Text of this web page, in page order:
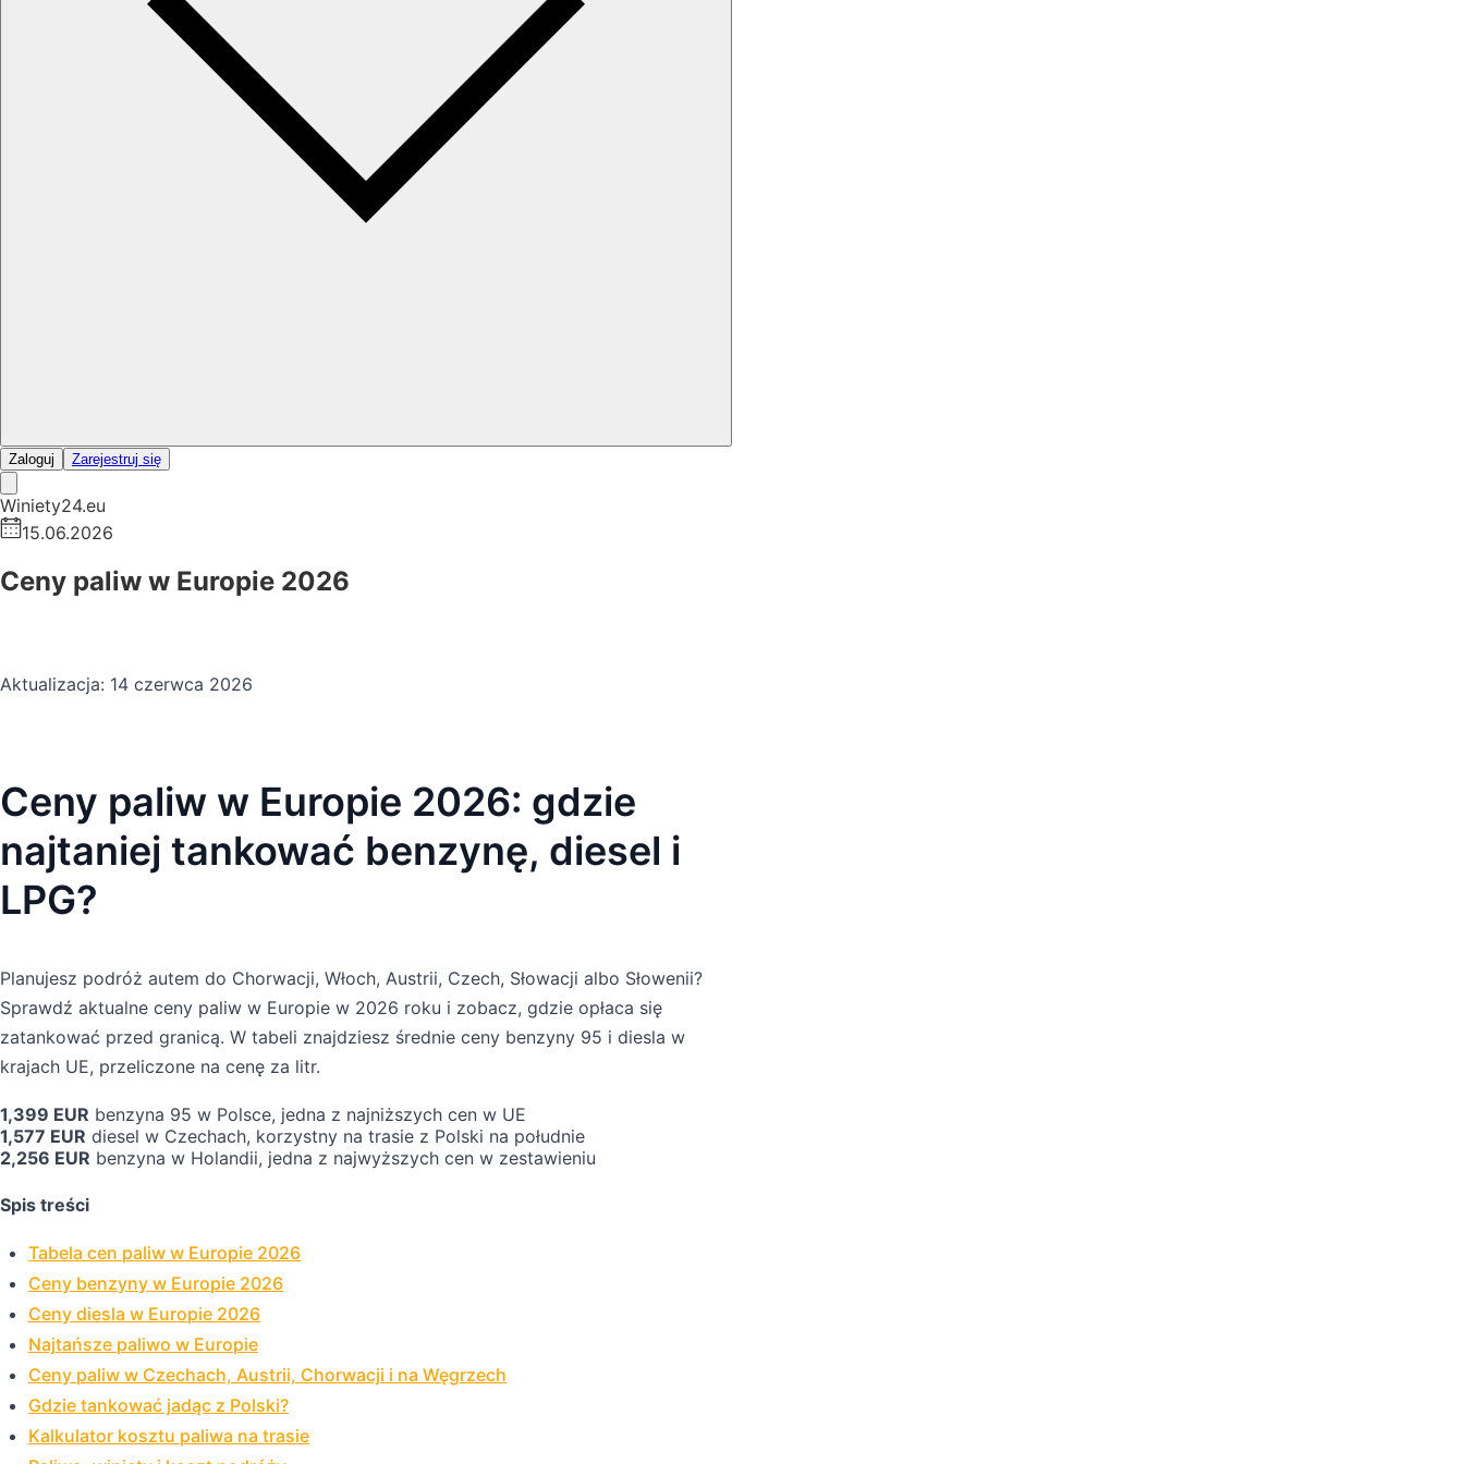
Zaloguj Zarejestruj się
Winiety24.eu
15.06.2026
Ceny paliw w Europie 2026
Aktualizacja: 14 czerwca 2026
Ceny paliw w Europie 2026: gdzie
najtaniej tankować benzynę, diesel i
LPG?
Planujesz podróż autem do Chorwacji, Włoch, Austrii, Czech, Słowacji albo Słowenii?
Sprawdź aktualne ceny paliw w Europie w 2026 roku i zobacz, gdzie opłaca się
zatankować przed granicą. W tabeli znajdziesz średnie ceny benzyny 95 i diesla w
krajach UE, przeliczone na cenę za litr.
1,399 EUR benzyna 95 w Polsce, jedna z najniższych cen w UE
1,577 EUR diesel w Czechach, korzystny na trasie z Polski na południe
2,256 EUR benzyna w Holandii, jedna z najwyższych cen w zestawieniu
Spis treści
Tabela cen paliw w Europie 2026
Ceny benzyny w Europie 2026
Ceny diesla w Europie 2026
Najtańsze paliwo w Europie
Ceny paliw w Czechach, Austrii, Chorwacji i na Węgrzech
Gdzie tankować jadąc z Polski?
Kalkulator kosztu paliwa na trasie